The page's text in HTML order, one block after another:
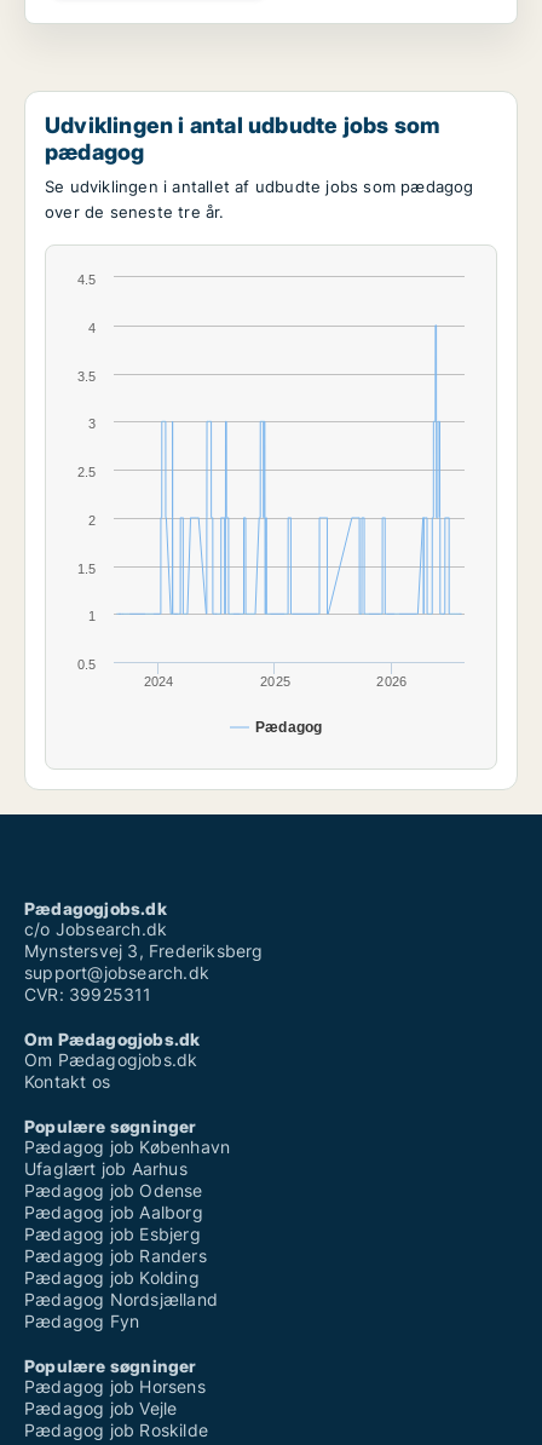
Udviklingen i antal udbudte jobs som
pædagog
Se udviklingen i antallet af udbudte jobs som pædagog
over de seneste tre år.
Pædagog
2024 2025 2026
0.5
1
1.5
2
2.5
3
3.5
4
4.5
Pædagogjobs.dk
c/o Jobsearch.dk
Mynstersvej 3, Frederiksberg
support@jobsearch.dk
CVR: 39925311
Om Pædagogjobs.dk
Om Pædagogjobs.dk
Kontakt os
Populære søgninger
Pædagog job København
Ufaglært job Aarhus
Pædagog job Odense
Pædagog job Aalborg
Pædagog job Esbjerg
Pædagog job Randers
Pædagog job Kolding
Pædagog Nordsjælland
Pædagog Fyn
Populære søgninger
Pædagog job Horsens
Pædagog job Vejle
Pædagog job Roskilde